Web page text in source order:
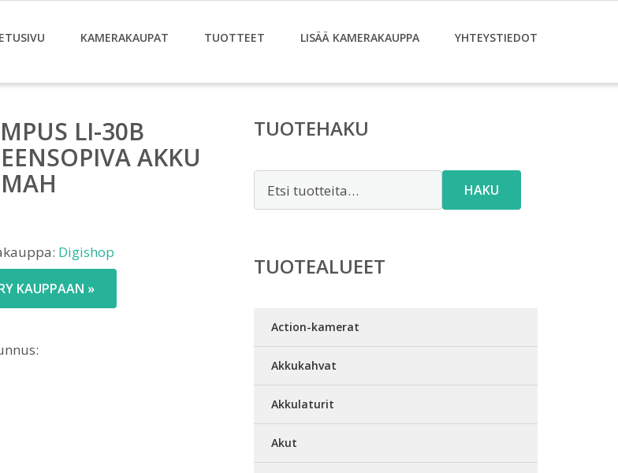
ETUSIVU KAMERAKAUPAT TUOTTEET LISÄÄ KAMERAKAUPPA YHTEYSTIEDOT
LI-30B
AKKU
Digishop
KAUPPAAN »
TUOTEHAKU
HAKU
TUOTEALUEET
Action-kamerat
Akkukahvat
Akkulaturit
Akut